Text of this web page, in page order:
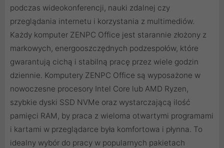
podczas wideokonferencji, nauki zdalnej czy
przeglądania internetu i korzystania z multimediów.
Każdy komputer ZENPC Office jest starannie złożony z
markowych, energooszczędnych podzespołów, które
gwarantują cichą i stabilną pracę przez wiele godzin
dziennie. Komputery ZENPC Office są wyposażone w
nowoczesne procesory Intel Core lub AMD Ryzen,
szybkie dyski SSD NVMe oraz wystarczającą ilość
pamięci RAM, by praca z wieloma otwartymi programami
i kartami w przeglądarce była komfortowa i płynna. To
idealny wybór do pracy w popularnych pakietach